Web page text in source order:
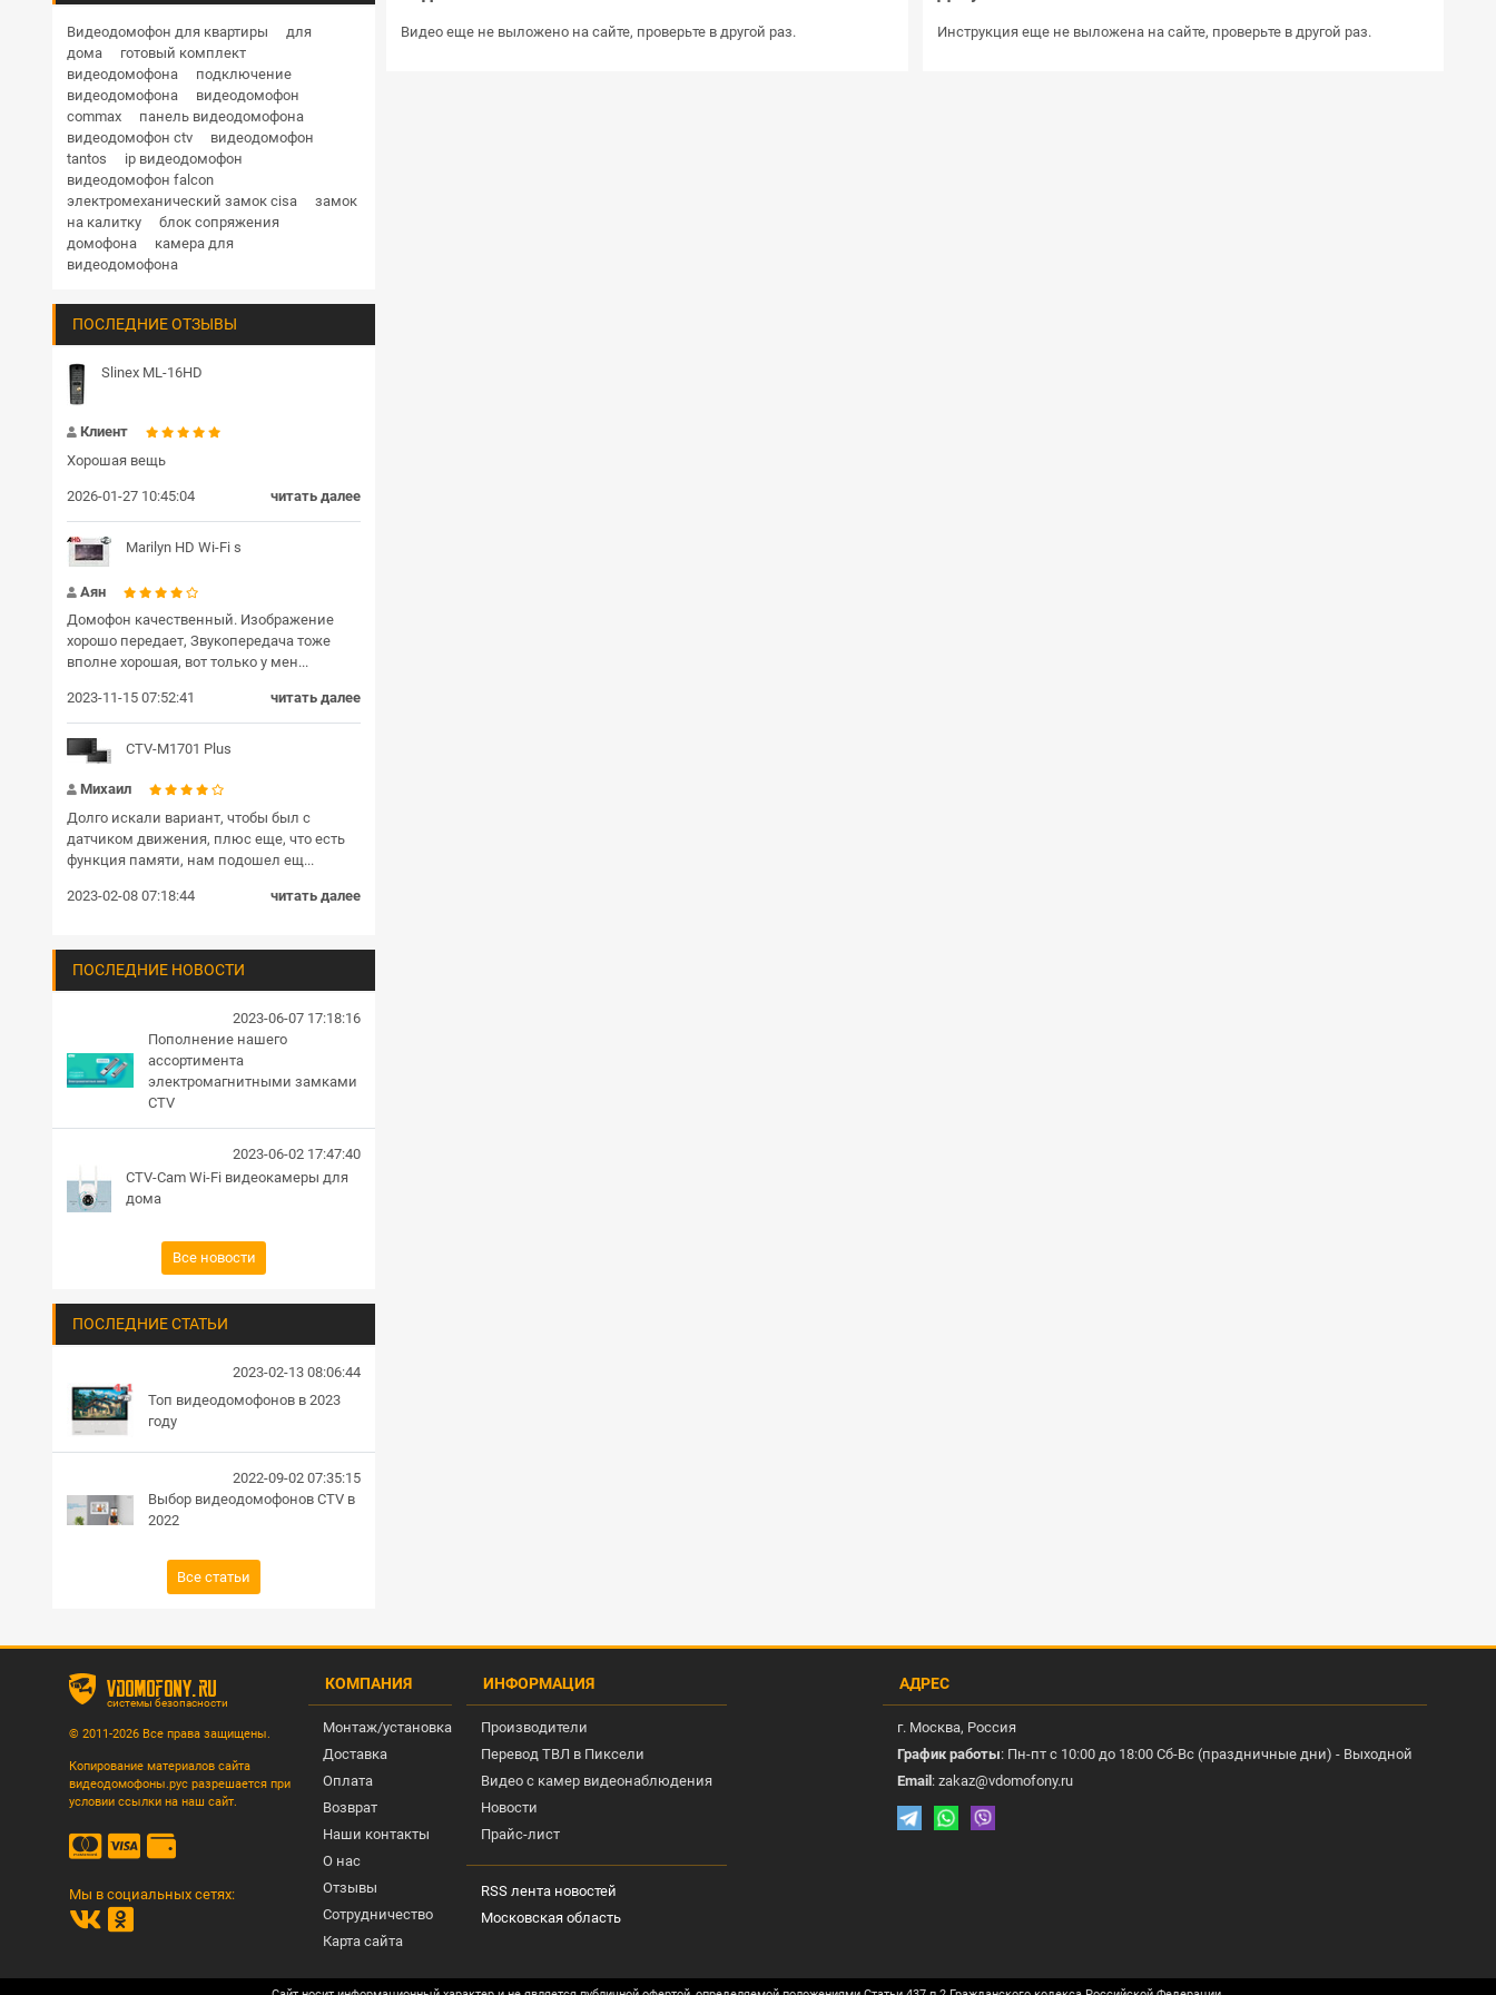
Купольная поворотная уличные
HD
1 Мп 1.3 Мп 2 Мп
RVi
Hikvision Hiwatch
Dahua
TRASSIR
BEWARD
Кнопки выхода
Гибкие переходы
Комплекты и готовые решения СКУД
Блоки сопряжения
Передатчик и приемник
Пульт управления
Громкоговорители
Видеодомофон для квартиры
для
дома
готовый комплект
видеодомофона
подключение
видеодомофона
видеодомофон
commax
панель видеодомофона
видеодомофон ctv
видеодомофон
tantos
ip видеодомофон
видеодомофон falcon
электромеханический замок cisa
замок
на калитку
блок сопряжения
домофона
камера для
видеодомофона
ПОСЛЕДНИЕ ОТЗЫВЫ
Slinex ML-16HD
Клиент
Хорошая вещь
2026-01-27 10:45:04 читать далее
Marilyn HD Wi-Fi s
Аян
Домофон качественный. Изображение
хорошо передает, Звукопередача тоже
вполне хорошая, вот только у мен...
2023-11-15 07:52:41 читать далее
CTV-M1701 Plus
Михаил
Долго искали вариант, чтобы был с
датчиком движения, плюс еще, что есть
функция памяти, нам подошел ещ...
2023-02-08 07:18:44 читать далее
ПОСЛЕДНИЕ НОВОСТИ
2023-06-07 17:18:16
Пополнение нашего
ассортимента
электромагнитными замками
CTV
2023-06-02 17:47:40
CTV-Cam Wi-Fi видеокамеры для
дома
Все новости
ПОСЛЕДНИЕ СТАТЬИ
2023-02-13 08:06:44
Топ видеодомофонов в 2023
году
2022-09-02 07:35:15
Выбор видеодомофонов CTV в
2022
Все статьи
Видео еще не выложено на сайте, проверьте в другой раз. Инструкция еще не выложена на сайте, проверьте в другой раз.
vdomofony.ru
системы безопасности
© 2011-2026 Все права защищены.
Копирование материалов сайта
видеодомофоны.рус разрешается при
условии ссылки на наш сайт.
Мы в социальных сетях:
КОМПАНИЯ
Монтаж/установка
Доставка
Оплата
Возврат
Наши контакты
О нас
Отзывы
Сотрудничество
Карта сайта
ИНФОРМАЦИЯ
Производители
Перевод ТВЛ в Пиксели
Видео с камер видеонаблюдения
Новости
Прайс-лист
RSS лента новостей
Московская область
АДРЕС
г. Москва, Россия
График работы: Пн-пт с 10:00 до 18:00 Сб-Вс (праздничные дни) - Выходной
Email : zakaz@vdomofony.ru